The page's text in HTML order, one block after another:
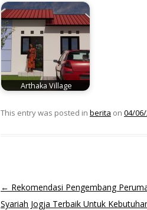
Arthaka Village
This entry was posted in berita on 04/06/
Post
navigation
← Rekomendasi Pengembang
Syariah Jogja Terbaik Untuk